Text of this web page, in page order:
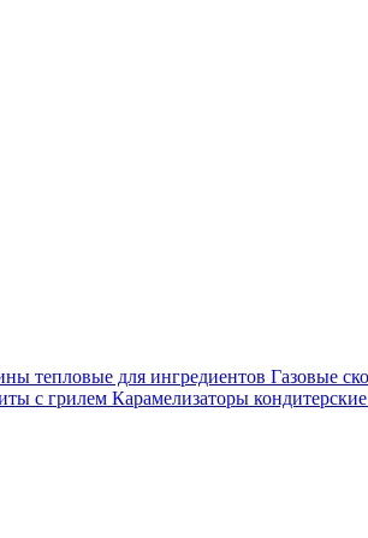
тепловые для ингредиентов Газовые
с грилем Карамелизаторы кондитерские